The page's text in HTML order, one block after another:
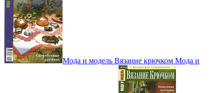
Мода и модель Вязание крючком Мода и